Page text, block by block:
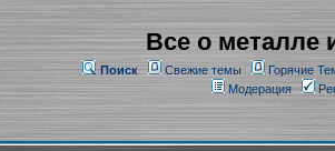
Все о металле
Поиск Свежие темы Горячие
Модерация